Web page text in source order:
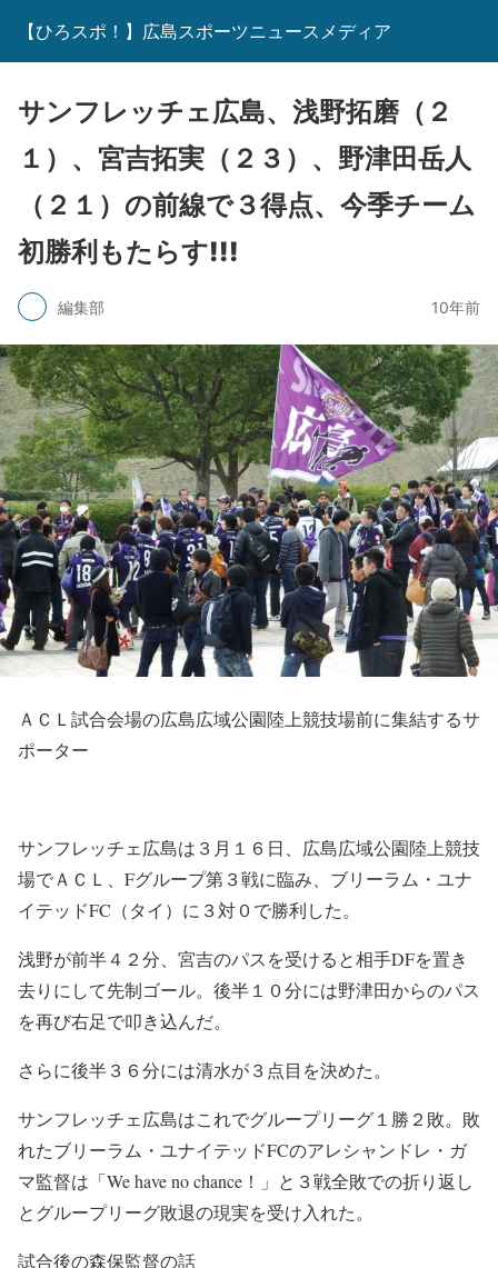
【ひろスポ！】広島スポーツニュースメディア
サンフレッチェ広島、浅野拓磨（２
１）、宮吉拓実（２３）、野津田岳人
（２１）の前線で３得点、今季チーム
初勝利もたらす!!!
編集部 10年前
ＡＣＬ試合会場の広島広域公園陸上競技場前に集結するサ
ポーター
サンフレッチェ広島は３月１６日、広島広域公園陸上競技
場でＡＣＬ、Fグループ第３戦に臨み、ブリーラム・ユナ
イテッドFC（タイ）に３対０で勝利した。
浅野が前半４２分、宮吉のパスを受けると相手DFを置き
去りにして先制ゴール。後半１０分には野津田からのパス
を再び右足で叩き込んだ。
さらに後半３６分には清水が３点目を決めた。
サンフレッチェ広島はこれでグループリーグ１勝２敗。敗
れたブリーラム・ユナイテッドFCのアレシャンドレ・ガ
マ監督は「We have no chance！」と３戦全敗での折り返し
とグループリーグ敗退の現実を受け入れた。
試合後の森保監督の話